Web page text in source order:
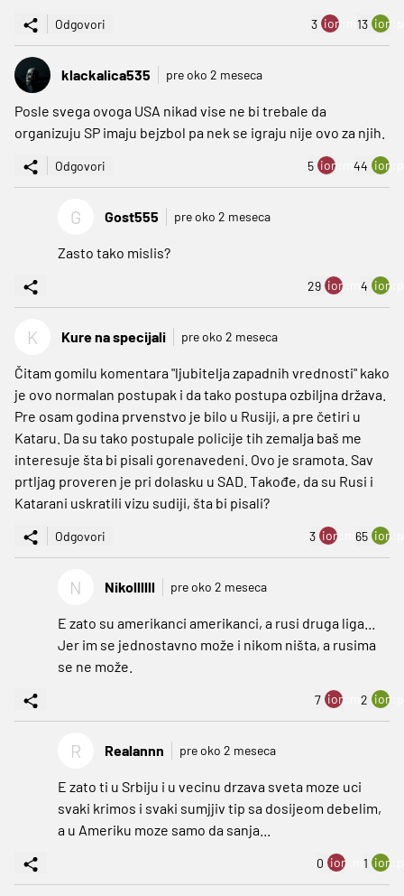
Odgovori 3 ion:minus
13
klackalica535 pre oko 2 meseca
Posle svega ovoga USA nikad vise ne bi trebale da
organizuju SP imaju bejzbol pa nek se igraju nije ovo za njih.
Odgovori 5 ion:minus
44
G Gost555 pre oko 2 meseca
Zasto tako mislis?
29 ion:minus
4
K Kure na specijali pre oko 2 meseca
Čitam gomilu komentara "ljubitelja zapadnih vrednosti" kako
je ovo normalan postupak i da tako postupa ozbiljna država.
Pre osam godina prvenstvo je bilo u Rusiji, a pre četiri u
Kataru. Da su tako postupale policije tih zemalja baš me
interesuje šta bi pisali gorenavedeni. Ovo je sramota. Sav
prtljag proveren je pri dolasku u SAD. Takođe, da su Rusi i
Katarani uskratili vizu sudiji, šta bi pisali?
Odgovori 3 ion:minus
65
N Nikollllll pre oko 2 meseca
E zato su amerikanci amerikanci, a rusi druga liga...
Jer im se jednostavno može i nikom ništa, a rusima
se ne može.
7 ion:minus
2
R Realannn pre oko 2 meseca
E zato ti u Srbiju i u vecinu drzava sveta moze uci
svaki krimos i svaki sumjjiv tip sa dosijeom debelim,
a u Ameriku moze samo da sanja...
0 ion:minus
1